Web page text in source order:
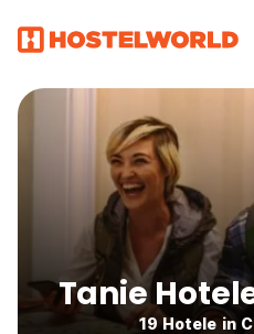
Tanie
19 Hotele in